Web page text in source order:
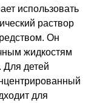
использовать
раствор
Он
жидкостям
Для детей
для